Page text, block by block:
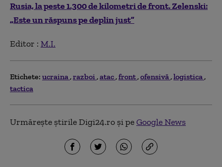
Rusia, la peste 1.300 de kilometri de front. Zelenski:
„Este un răspuns pe deplin just”
Editor : M.I.
Etichete: ucraina razboi atac front ofensivă logistica
tactica
Urmărește știrile Digi24.ro și peGoogle News